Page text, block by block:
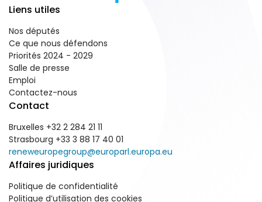
Liens utiles
Nos députés
Ce que nous défendons
Priorités 2024 - 2029
Salle de presse
Emploi
Contactez-nous
Contact
Bruxelles +32 2 284 21 11
Strasbourg +33 3 88 17 40 01
reneweuropegroup@europarl.europa.eu
Affaires juridiques
Politique de confidentialité
Politique d’utilisation des cookies